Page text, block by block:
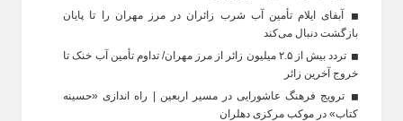
آبفای ایلام تأمین آب شرب زائران در مرز مهران را تا پایان
بازگشت دنبال می‌کند
تردد بیش از ۲.۵ میلیون زائر از مرز مهران/ تداوم تأمین آب خنک تا
خروج آخرین زائر
ترویج فرهنگ عاشورایی در مسیر اربعین | راه‌ اندازی «حسینه
کتاب» در موکب مرکزی دهلران